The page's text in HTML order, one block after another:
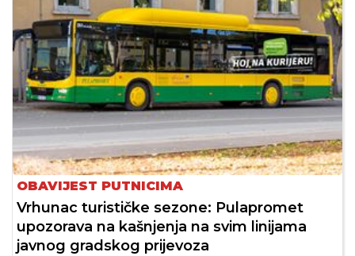
OBAVIJEST PUTNICIMA
Vrhunac turističke sezone: Pulapromet
upozorava na kašnjenja na svim linijama
javnog gradskog prijevoza